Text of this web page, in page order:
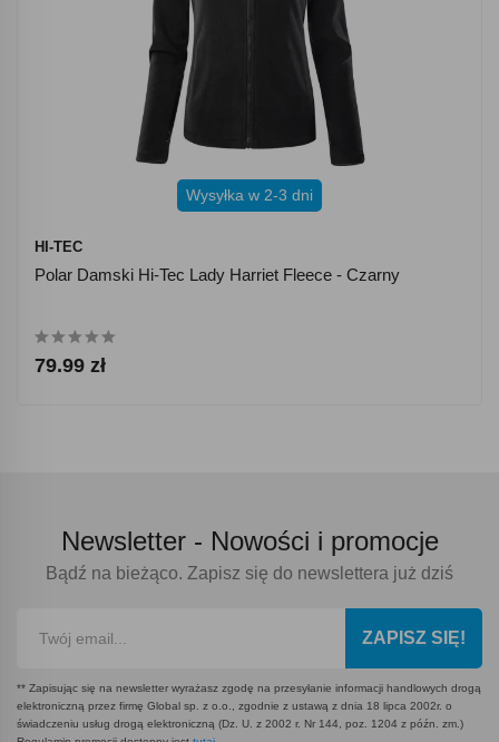
Wysyłka w 2-3 dni
HI-TEC
Polar Damski Hi-Tec Lady Harriet Fleece - Czarny
79.99 zł
Newsletter - Nowości i promocje
Bądź na bieżąco. Zapisz się do newslettera już dziś
ZAPISZ SIĘ!
** Zapisując się na newsletter wyrażasz zgodę na przesyłanie informacji handlowych drogą
elektroniczną przez firmę Global sp. z o.o., zgodnie z ustawą z dnia 18 lipca 2002r. o
świadczeniu usług drogą elektroniczną (Dz. U. z 2002 r. Nr 144, poz. 1204 z późn. zm.)